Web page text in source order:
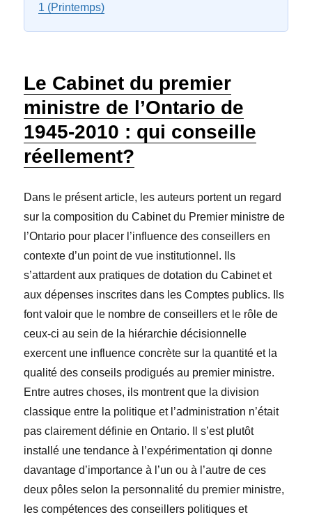
1 (Printemps)
Le Cabinet du premier
ministre de l’Ontario de
1945-2010 : qui conseille
réellement?
Dans le présent article, les auteurs portent un regard
sur la composition du Cabinet du Premier ministre de
l’Ontario pour placer l’influence des conseillers en
contexte d’un point de vue institutionnel. Ils
s’attardent aux pratiques de dotation du Cabinet et
aux dépenses inscrites dans les Comptes publics. Ils
font valoir que le nombre de conseillers et le rôle de
ceux-ci au sein de la hiérarchie décisionnelle
exercent une influence concrète sur la quantité et la
qualité des conseils prodigués au premier ministre.
Entre autres choses, ils montrent que la division
classique entre la politique et l’administration n’était
pas clairement définie en Ontario. Il s’est plutôt
installé une tendance à l’expérimentation qi donne
davantage d’importance à l’un ou à l’autre de ces
deux pôles selon la personnalité du premier ministre,
les compétences des conseillers politiques et